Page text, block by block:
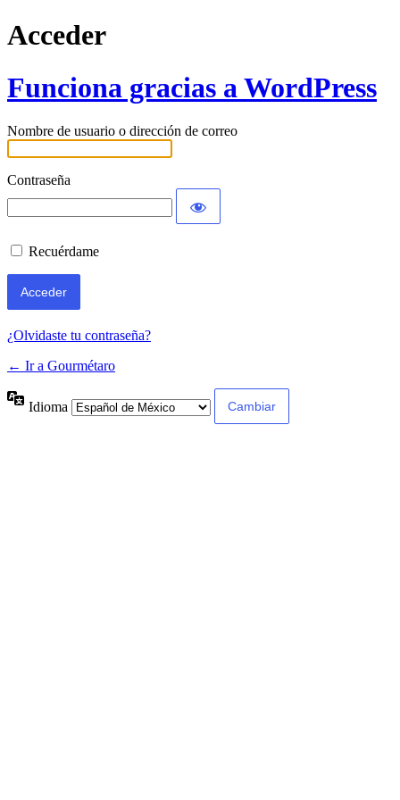
Acceder
Funciona gracias a WordPress
Nombre de usuario o dirección de correo
Contraseña
Recuérdame
¿Olvidaste tu contraseña?
← Ir a Gourmétaro
Idioma